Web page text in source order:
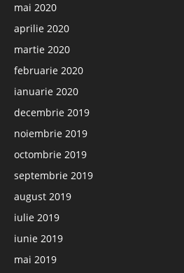
mai 2020
aprilie 2020
martie 2020
februarie 2020
ianuarie 2020
decembrie 2019
noiembrie 2019
octombrie 2019
septembrie 2019
august 2019
iulie 2019
iunie 2019
mai 2019